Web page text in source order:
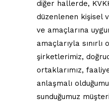
diğer hallerde,
düzenlenen kişisel
ve amaçlarına
amaçlarıyla
şirketlerimiz,
ortaklarımız,
anlaşmalı
sunduğumuz